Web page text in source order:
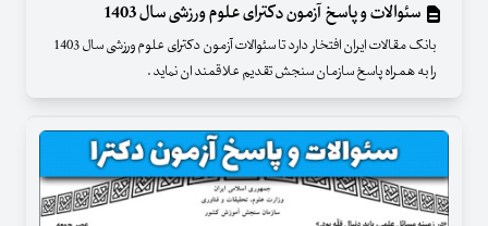
سئوالات و پاسخ آزمون دکترای علوم ورزشی سال 1403
بانک مقالات ایران افتخار دارد تا سئوالات آزمون دکترای علوم ورزشی سال 1403
را به همراه پاسخ سازمان سنجش تقدیم علاقمند ان نماید .